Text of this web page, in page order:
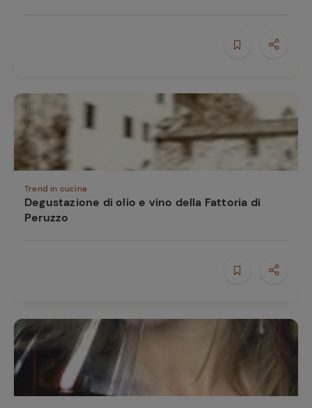
Trend in cucina
Degustazione di olio e vino della Fattoria di
Peruzzo